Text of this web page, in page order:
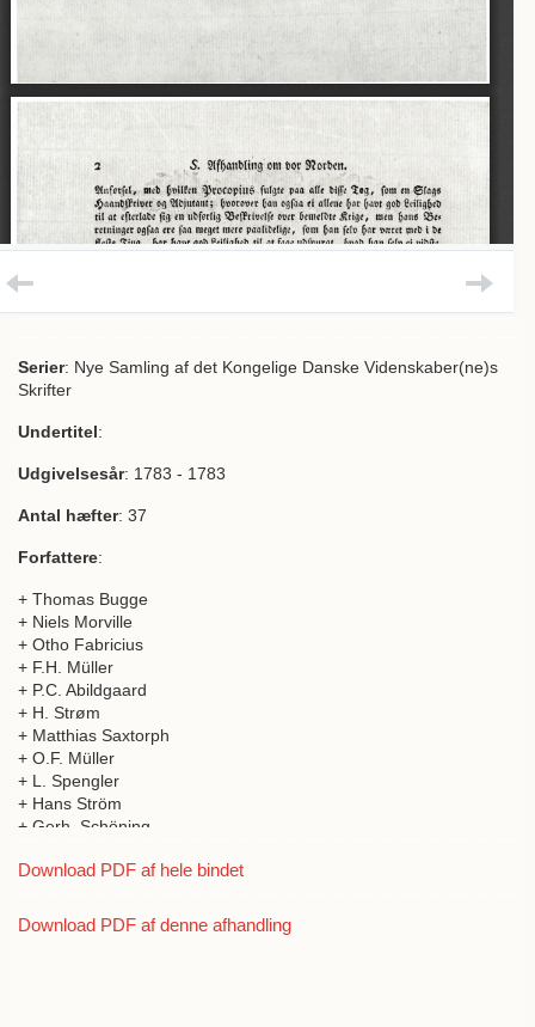
Serier: Nye Samling af det Kongelige Danske Videnskaber(ne)s
Skrifter
Undertitel:
Udgivelsesår: 1783 - 1783
Antal hæfter: 37
Forfattere:
+ Thomas Bugge
+ Niels Morville
+ Otho Fabricius
+ F.H. Müller
+ P.C. Abildgaard
+ H. Strøm
+ Matthias Saxtorph
+ O.F. Müller
+ L. Spengler
+ Hans Ström
+ Gerh. Schöning
+ H. Callifen
+ Joh. Hieronymus Chemnitz
Download PDF af hele bindet
Download PDF af denne afhandling